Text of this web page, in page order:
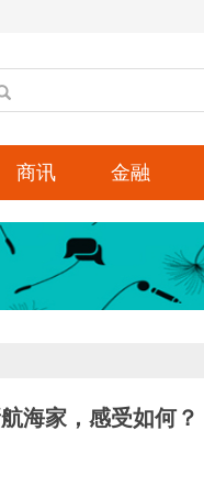
商讯 金融
海家，感受如何？